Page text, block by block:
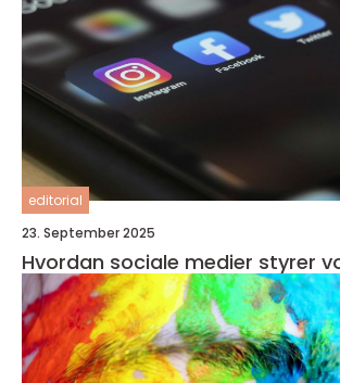
editorial
23. September 2025
Hvordan sociale medier styrer